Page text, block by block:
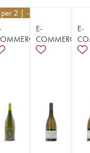
per 2 | - 10%
E-
COMMERCE
E-